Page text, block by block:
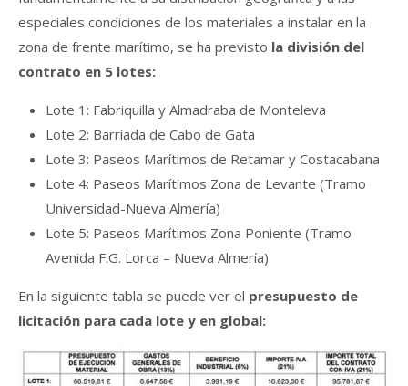
especiales condiciones de los materiales a instalar en la
zona de frente marítimo, se ha previsto la división del
contrato en 5 lotes:
Lote 1: Fabriquilla y Almadraba de Monteleva
Lote 2: Barriada de Cabo de Gata
Lote 3: Paseos Marítimos de Retamar y Costacabana
Lote 4: Paseos Marítimos Zona de Levante (Tramo
Universidad-Nueva Almería)
Lote 5: Paseos Marítimos Zona Poniente (Tramo
Avenida F.G. Lorca – Nueva Almería)
En la siguiente tabla se puede ver el presupuesto de
licitación para cada lote y en global: